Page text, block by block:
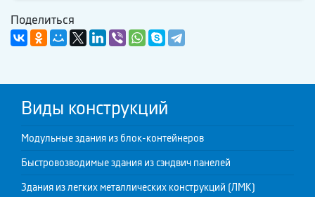
Поделиться
Виды конструкций
Модульные здания из блок-контейнеров
Быстровозводимые здания из сэндвич панелей
Здания из легких металлических конструкций (ЛМК)